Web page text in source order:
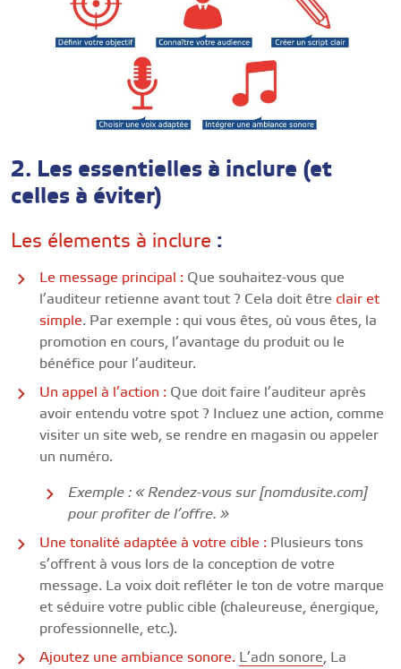
2. Les essentielles à inclure (et
celles à éviter)
Les élements à inclure :
Le message principal : Que souhaitez-vous que
l’auditeur retienne avant tout ? Cela doit être clair et
simple. Par exemple : qui vous êtes, où vous êtes, la
promotion en cours, l’avantage du produit ou le
bénéfice pour l’auditeur.
Un appel à l’action : Que doit faire l’auditeur après
avoir entendu votre spot ? Incluez une action, comme
visiter un site web, se rendre en magasin ou appeler
un numéro.
Exemple : « Rendez-vous sur [nomdusite.com]
pour profiter de l’offre. »
Une tonalité adaptée à votre cible : Plusieurs tons
s’offrent à vous lors de la conception de votre
message. La voix doit refléter le ton de votre marque
et séduire votre public cible (chaleureuse, énergique,
professionnelle, etc.).
Ajoutez une ambiance sonore. L’adn sonore, La